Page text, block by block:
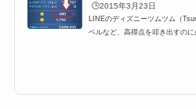
🕒️2015年3月23日
LINEのディズニーツムツム（
ベルなど、高得点を叩き出すの